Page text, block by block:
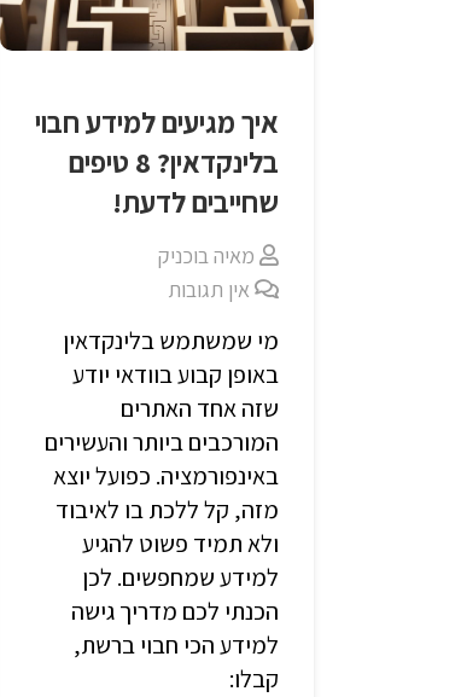
איך מגיעים למידע חבוי
בלינקדאין? 8 טיפים
שחייבים לדעת!
מאיה בוכניק
אין תגובות
מי שמשתמש בלינקדאין
באופן קבוע בוודאי יודע
שזה אחד האתרים
המורכבים ביותר והעשירים
באינפורמציה. כפועל יוצא
מזה, קל ללכת בו לאיבוד
ולא תמיד פשוט להגיע
למידע שמחפשים. לכן
הכנתי לכם מדריך גישה
למידע הכי חבוי ברשת,
קבלו: